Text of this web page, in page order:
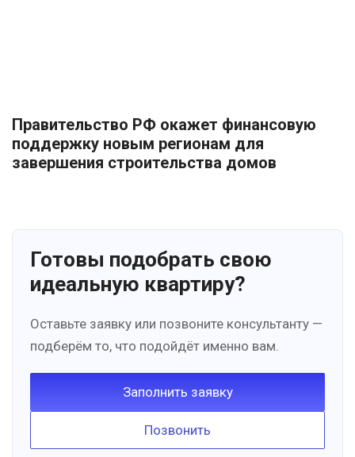
Правительство РФ окажет финансовую
поддержку новым регионам для
завершения строительства домов
Готовы подобрать свою
идеальную квартиру?
Оставьте заявку или позвоните консультанту —
подберём то, что подойдёт именно вам.
Заполнить заявку
Позвонить